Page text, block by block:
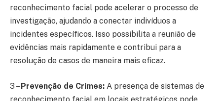
reconhecimento facial pode acelerar o processo de
investigação, ajudando a conectar indivíduos a
incidentes específicos. Isso possibilita a reunião de
evidências mais rapidamente e contribui para a
resolução de casos de maneira mais eficaz.
3 –Prevenção de Crimes: A presença de sistemas de